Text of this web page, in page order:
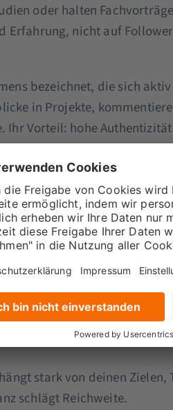
oder halten
Erfahrung, nicht auf
bezeichnet, die sich
in Projekte,
Ihr Vorteil: hohe
auf, z. B. über
oder Speaker mit
und damit direkten
Community. Besonders im
oft tiefe Beziehungen zu
erreichen.
stark von deinen Zielen,
schlägt Reichweite.